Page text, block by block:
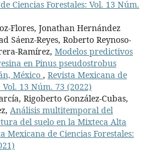
Ciencias Forestales: Vol. 13 Núm.
Flores, Jonathan Hernández
Sáenz-Reyes, Roberto Reynoso-
Ramírez, Modelos predictivos
en Pinus pseudostrobus
México , Revista Mexicana de
Vol. 13 Núm. 73 (2022)
Rigoberto González-Cubas,
Análisis multitemporal del
del suelo en la Mixteca Alta
Mexicana de Ciencias Forestales: